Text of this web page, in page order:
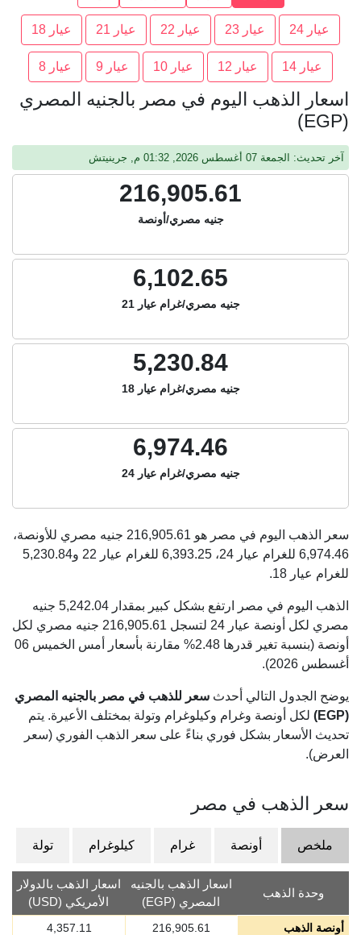
عيار 24 عيار 23 عيار 22 عيار 21 عيار 18
عيار 14 عيار 12 عيار 10 عيار 9 عيار 8
اسعار الذهب اليوم في مصر بالجنيه المصري
(EGP)
آخر تحديث: الجمعة 07 أغسطس 2026, 01:32 م, جرينيتش
216,905.61
جنيه مصري/أونصة
6,102.65
جنيه مصري/غرام عيار 21
5,230.84
جنيه مصري/غرام عيار 18
6,974.46
جنيه مصري/غرام عيار 24
سعر الذهب اليوم في مصر هو 216,905.61 جنيه مصري للأونصة،
6,974.46 للغرام عيار 24، 6,393.25 للغرام عيار 22 و
5,230.84
للغرام عيار 18.
الذهب اليوم في مصر ارتفع بشكل كبير بمقدار 5,242.04 جنيه
مصري لكل أونصة عيار 24 لتسجل 216,905.61 جنيه مصري لكل
أونصة (بنسبة تغير قدرها 2.48% مقارنة بأسعار أمس الخميس 06
أغسطس 2026).
يوضح الجدول التالي أحدث سعر للذهب في مصر بالجنيه المصري
(EGP)
لكل أونصة وغرام وكيلوغرام وتولة بمختلف الأعيرة. يتم
تحديث الأسعار بشكل فوري بناءً على سعر الذهب الفوري (سعر
العرض).
سعر الذهب في مصر
ملخص أونصة غرام كيلوغرام تولة
وحدة الذهب
اسعار الذهب بالجنيه
المصري (EGP)
اسعار الذهب بالدولار
الأمريكي (USD)
أونصة الذهب 216,905.61
4,357.11